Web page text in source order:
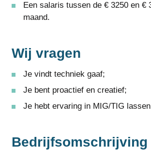
Een salaris tussen de € 3250 en €
maand.
Wij vragen
Je vindt techniek gaaf;
Je bent proactief en creatief;
Je hebt ervaring in MIG/TIG
Bedrijfsomschrijving